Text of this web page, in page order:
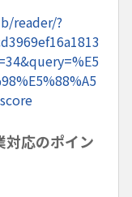
reader/?
対応のポイン